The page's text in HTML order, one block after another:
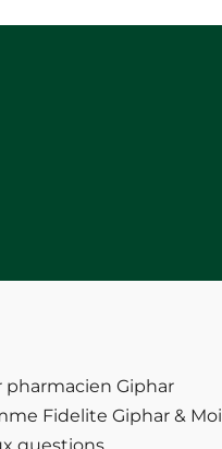
pharmacien Giphar
Fidelite Giphar & Moi
questions